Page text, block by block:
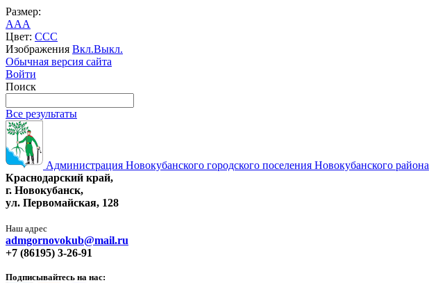
Размер:
AAA
Цвет: CCC
Изображения Вкл.Выкл.
Обычная версия сайта
Войти
Поиск
Все результаты
Администрация Новокубанского городского поселения Новокубанского района
Краснодарский край,
г. Новокубанск,
ул. Первомайская, 128
Наш адрес
admgornovokub@mail.ru
+7 (86195) 3-26-91
Подписывайтесь на нас: